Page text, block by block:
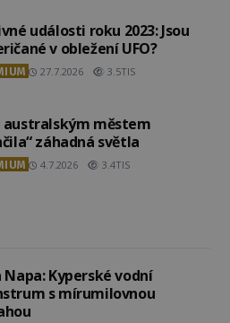
události roku 2023: Jsou
v obležení UFO?
27.7.2026 3.5TIS
australským městem
záhadná světla
4.7.2026 3.4TIS
Napa: Kyperské vodní
s mírumilovnou